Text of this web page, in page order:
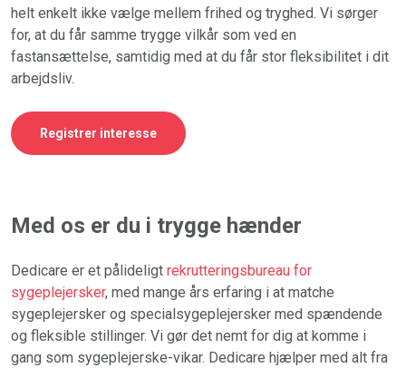
helt enkelt ikke vælge mellem frihed og tryghed. Vi sørger
for, at du får samme trygge vilkår som ved en
fastansættelse, samtidig med at du får stor fleksibilitet i dit
arbejdsliv.
Registrer interesse
Med os er du i trygge hænder
Dedicare er et pålideligt rekrutteringsbureau for
sygeplejersker, med mange års erfaring i at matche
sygeplejersker og specialsygeplejersker med spændende
og fleksible stillinger. Vi gør det nemt for dig at komme i
gang som sygeplejerske-vikar. Dedicare hjælper med alt fra